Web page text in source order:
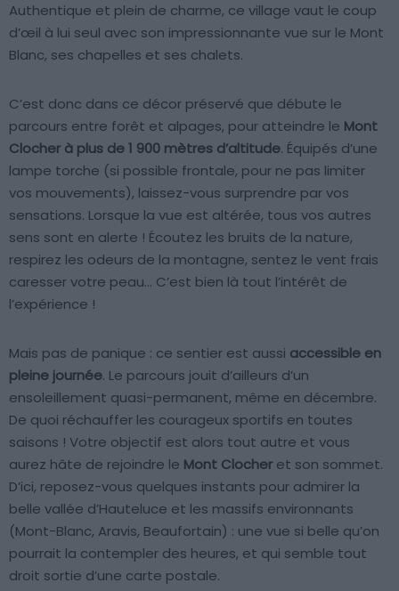
Authentique et plein de charme, ce village vaut le coup
d’œil à lui seul avec son impressionnante vue sur le Mont
Blanc, ses chapelles et ses chalets.
C’est donc dans ce décor préservé que débute le
parcours entre forêt et alpages, pour atteindre le Mont
Clocher à plus de 1 900 mètres d’altitude. Équipés d’une
lampe torche (si possible frontale, pour ne pas limiter
vos mouvements), laissez-vous surprendre par vos
sensations. Lorsque la vue est altérée, tous vos autres
sens sont en alerte ! Écoutez les bruits de la nature,
respirez les odeurs de la montagne, sentez le vent frais
caresser votre peau… C’est bien là tout l’intérêt de
l’expérience !
Mais pas de panique : ce sentier est aussi accessible en
pleine journée. Le parcours jouit d’ailleurs d’un
ensoleillement quasi-permanent, même en décembre.
De quoi réchauffer les courageux sportifs en toutes
saisons ! Votre objectif est alors tout autre et vous
aurez hâte de rejoindre le Mont Clocher et son sommet.
D’ici, reposez-vous quelques instants pour admirer la
belle vallée d’Hauteluce et les massifs environnants
(Mont-Blanc, Aravis, Beaufortain) : une vue si belle qu’on
pourrait la contempler des heures, et qui semble tout
droit sortie d’une carte postale.